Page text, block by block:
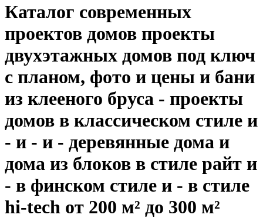
Каталог современных
проектов домов проекты
двухэтажных домов под ключ
с планом, фото и цены и бани
из клееного бруса - проекты
домов в классическом стиле и
- и - и - деревянные дома и
дома из блоков в стиле райт и
- в финском стиле и - в стиле
hi-tech от 200 м² до 300 м²